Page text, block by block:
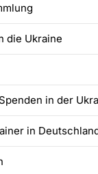
die Ukraine
in der
in